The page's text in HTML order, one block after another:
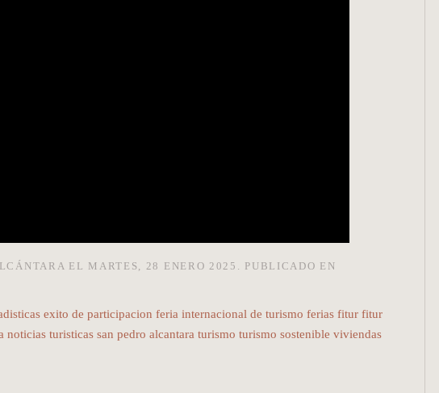
EL MARTES, 28 ENERO 2025. PUBLICADO EN
exito de participacion feria internacional de turismo ferias fitur fitur
noticias turisticas san pedro alcantara turismo turismo sostenible viviendas